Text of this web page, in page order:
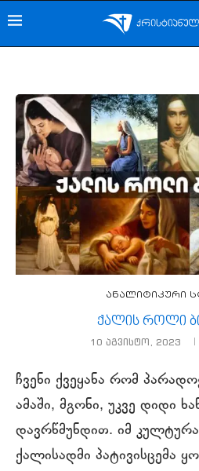
ანალიტიკური
ქალის როლი
10 აგვისტო, 2023
ჩვენი ქვეყანა რომ
ამაში, მგონი, უკვე დიდი
დავრწმუნდით. იმ
ქალისადმი პატივისცემა